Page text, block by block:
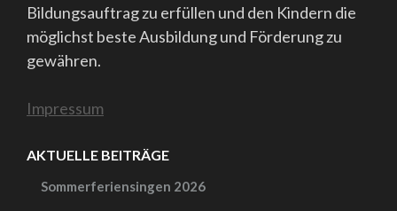
Bildungsauftrag zu erfüllen und den Kindern die
möglichst beste Ausbildung und Förderung zu
gewähren.
Impressum
AKTUELLE BEITRÄGE
Sommerferiensingen 2026